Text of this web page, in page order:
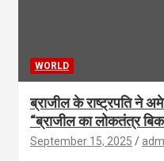
WORLD
ब्राजील के राष्ट्रपति ने
“ब्राजील का लोकतंत्र
September 15, 2025